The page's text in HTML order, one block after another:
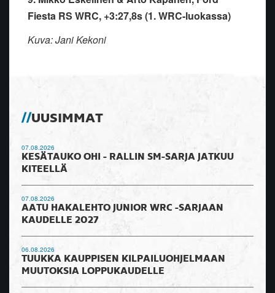
Fiesta RS WRC, +3:27,8s (1. WRC-luokassa)
Kuva: Jani Kekoni
UUSIMMAT
07.08.2026
KESÄTAUKO OHI - RALLIN SM-SARJA JATKUU
KITEELLÄ
07.08.2026
AATU HAKALEHTO JUNIOR WRC -SARJAAN
KAUDELLE 2027
06.08.2026
TUUKKA KAUPPISEN KILPAILUOHJELMAAN
MUUTOKSIA LOPPUKAUDELLE